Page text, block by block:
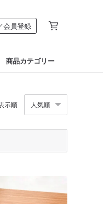
会員登録
商品カテゴリー
示順 人気順